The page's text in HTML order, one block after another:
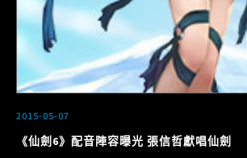
2015-05-07
《仙劍6》配音陣容曝光 張信哲獻唱仙劍